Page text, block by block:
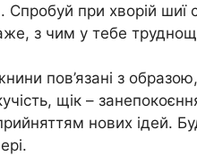
Спробуй при хворій
з чим у тебе
пов’язані з
щік –
нових ідей.